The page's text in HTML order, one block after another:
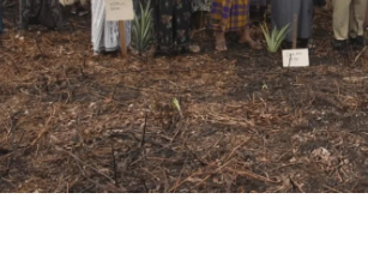
Ribuan Jamaah Hadiri
Bupati Pastikan Pemilihan Duta
Halal Bihalal PCNU Kubu Raya,